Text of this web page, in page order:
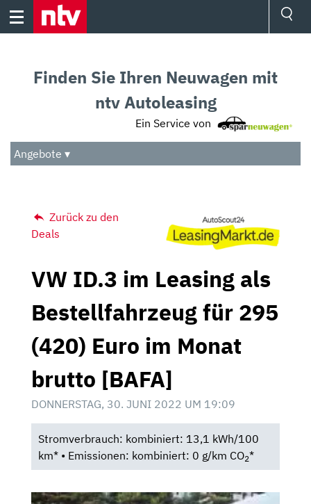
Skip
Audio
Das Beste
Finden Sie Ihren Neuwagen mit
ntv Autoleasing
Ein Service von
Angebote ▾
Zurück zu den
Deals
VW ID.3 im Leasing als
Bestellfahrzeug für 295
(420) Euro im Monat
brutto [BAFA]
DONNERSTAG, 30. JUNI 2022 UM 19:09
Stromverbrauch: kombiniert: 13,1 kWh/100
km* • Emissionen: kombiniert: 0 g/km CO2*